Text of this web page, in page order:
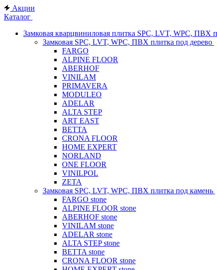
Акции
Каталог
Замковая кварцвиниловая плитка SPC, LVT, WPC, ПВХ
Замковая SPC, LVT, WPC, ПВХ плитка под дерево
FARGO
ALPINE FLOOR
ABERHOF
VINILAM
PRIMAVERA
MODULEO
ADELAR
ALTA STEP
ART EAST
BETTA
CRONA FLOOR
HOME EXPERT
NORLAND
ONE FLOOR
VINILPOL
ZETA
Замковая SPC, LVT, WPC, ПВХ плитка под камень
FARGO stone
ALPINE FLOOR stone
ABERHOF stone
VINILAM stone
ADELAR stone
ALTA STEP stone
BETTA stone
CRONA FLOOR stone